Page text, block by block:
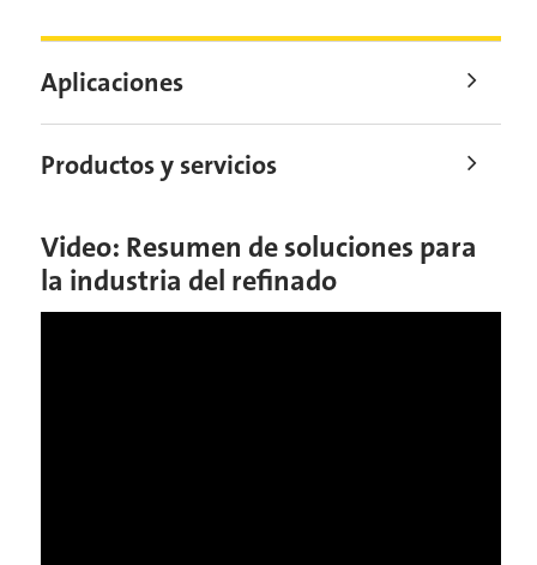
Aplicaciones
Productos y servicios
Video: Resumen de soluciones para
la industria del refinado